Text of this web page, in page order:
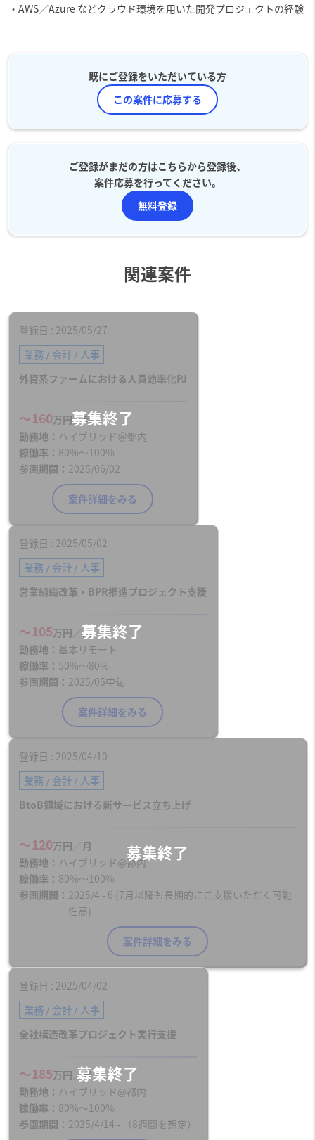
・AWS／Azure などクラウド環境を用いた開発プロジェクトの経験
既にご登録をいただいている方
この案件に応募する
ご登録がまだの方はこちらから登録後、
案件応募を行ってください。
無料登録
関連案件
登録日 2025/05/27
業務 / 会計 / 人事
外資系ファームにおける人員効率化PJ
〜160万円／月
勤務地
ハイブリッド＠都内
稼働率
80%〜100%
参画期間
2025/06/02 -
案件詳細をみる
登録日 2025/05/02
業務 / 会計 / 人事
営業組織改革・BPR推進プロジェクト支援
〜105万円／月
勤務地
基本リモート
稼働率
50%〜80%
参画期間
2025/05中旬
案件詳細をみる
登録日 2025/04/10
業務 / 会計 / 人事
BtoB領域における新サービス立ち上げ
〜120万円／月
勤務地
ハイブリッド@都内
稼働率
80%〜100%
参画期間
2025/4 - 6 (7月以降も長期的にご支援いただく可能
性高)
案件詳細をみる
登録日 2025/04/02
業務 / 会計 / 人事
全社構造改革プロジェクト実行支援
〜185万円／月
勤務地
ハイブリッド@都内
稼働率
80%〜100%
参画期間
2025/4/14 - （8週間を想定）